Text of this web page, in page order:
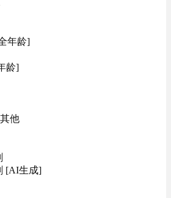
年龄]
龄]
他
[AI生成]